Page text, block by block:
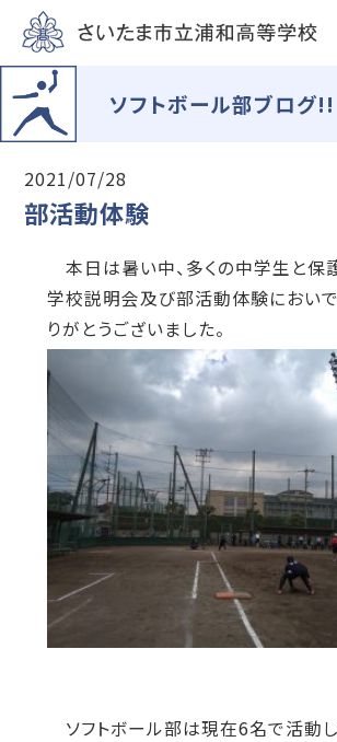
ソフトボール部ブログ!!
2021/07/28
部活動体験
本日は暑い中、多くの中学生と保
学校説明会及び部活動体験においで
りがとうございました。
ソフトボール部は現在6名で活動